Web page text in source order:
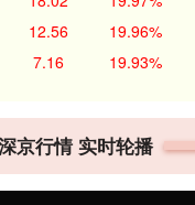
12.56 19.96%
7.16 19.93%
京行情 实时轮播